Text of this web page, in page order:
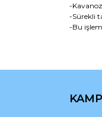
-
-Sürekli
-Bu